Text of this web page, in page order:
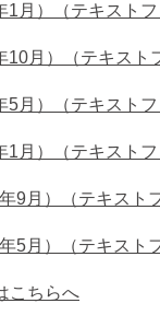
月）（テキストフ
月）（テキスト
月）（テキストフ
月）（テキストフ
9月）（テキスト
5月）（テキスト
こちらへ